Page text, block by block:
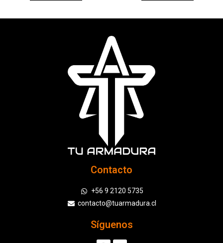
Contacto
+56 9 2120 5735
contacto@tuarmadura.cl
Síguenos